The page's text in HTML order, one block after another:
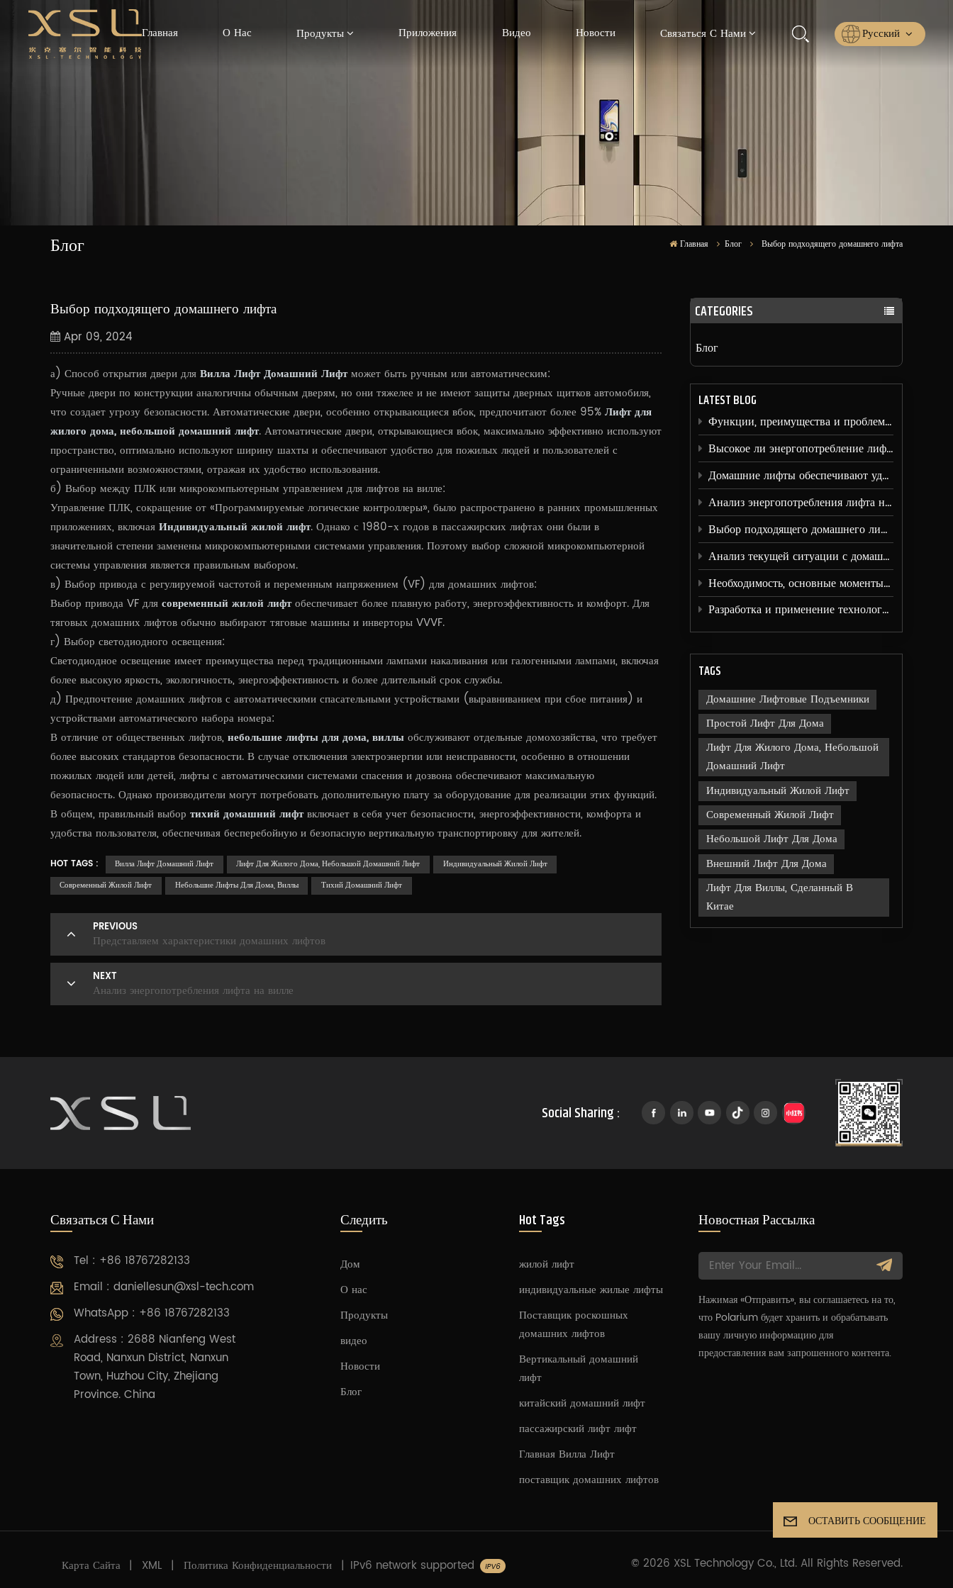
Главная О Нас Продукты Приложения Видео Новости Связаться С Нами Русский
Блог Главная Блог Выбор подходящего домашнего лифта
CATEGORIES
Блог
LATEST BLOG
Функции, преимущества и проблемы безопасности лифтов для вилл
Высокое ли энергопотребление лифтов на виллах?
Домашние лифты обеспечивают удобное вертикальное транспортное решение для семей.
Анализ энергопотребления лифта на вилле
Выбор подходящего домашнего лифта
Анализ текущей ситуации с домашними лифтами
Необходимость, основные моменты строительства и преимущества установки лифтов на виллах.
Разработка и применение технологии снижения шума лифта.
TAGS
Домашние Лифтовые Подъемники
Простой Лифт Для Дома
Лифт Для Жилого Дома, Небольшой
Домашний Лифт
Индивидуальный Жилой Лифт
Современный Жилой Лифт
Небольшой Лифт Для Дома
Внешний Лифт Для Дома
Лифт Для Виллы, Сделанный В
Китае
Выбор подходящего домашнего лифта
Apr 09, 2024
а) Способ открытия двери для Вилла Лифт Домашний Лифтможет быть ручным или автоматическим:
Ручные двери по конструкции аналогичны обычным дверям, но они тяжелее и не имеют защиты дверных щитков автомобиля,
что создает угрозу безопасности. Автоматические двери, особенно открывающиеся вбок, предпочитают более 95% Лифт для
жилого дома, небольшой домашний лифт. Автоматические двери, открывающиеся вбок, максимально эффективно используют
пространство, оптимально используют ширину шахты и обеспечивают удобство для пожилых людей и пользователей с
ограниченными возможностями, отражая их удобство использования.
б) Выбор между ПЛК или микрокомпьютерным управлением для лифтов на вилле:
Управление ПЛК, сокращение от «Программируемые логические контроллеры», было распространено в ранних промышленных
приложениях, включая Индивидуальный жилой лифт. Однако с 1980-х годов в пассажирских лифтах они были в
значительной степени заменены микрокомпьютерными системами управления. Поэтому выбор сложной микрокомпьютерной
системы управления является правильным выбором.
в) Выбор привода с регулируемой частотой и переменным напряжением (VF) для домашних лифтов:
Выбор привода VF для современный жилой лифтобеспечивает более плавную работу, энергоэффективность и комфорт. Для
тяговых домашних лифтов обычно выбирают тяговые машины и инверторы VVVF.
г) Выбор светодиодного освещения:
Светодиодное освещение имеет преимущества перед традиционными лампами накаливания или галогенными лампами, включая
более высокую яркость, экологичность, энергоэффективность и более длительный срок службы.
д) Предпочтение домашних лифтов с автоматическими спасательными устройствами (выравниванием при сбое питания) и
устройствами автоматического набора номера:
В отличие от общественных лифтов, небольшие лифты для дома, виллыобслуживают отдельные домохозяйства, что требует
более высоких стандартов безопасности. В случае отключения электроэнергии или неисправности, особенно в отношении
пожилых людей или детей, лифты с автоматическими системами спасения и дозвона обеспечивают максимальную
безопасность. Однако производители могут потребовать дополнительную плату за оборудование для реализации этих функций.
В общем, правильный выбор тихий домашний лифтвключает в себя учет безопасности, энергоэффективности, комфорта и
удобства пользователя, обеспечивая бесперебойную и безопасную вертикальную транспортировку для жителей.
HOT TAGS : Вилла Лифт Домашний Лифт Лифт Для Жилого Дома, Небольшой Домашний Лифт
Индивидуальный Жилой Лифт
Современный Жилой Лифт
Небольшие Лифты Для Дома, Виллы Тихий Домашний Лифт
PREVIOUS
Представляем характеристики домашних лифтов
NEXT
Анализ энергопотребления лифта на вилле
Social Sharing :
Связаться С Нами
Tel : +86 18767282133
Email : daniellesun@xsl-tech.com
WhatsApp : +86 18767282133
Address : 2688 Nianfeng West
Road, Nanxun District, Nanxun
Town, Huzhou City, Zhejiang
Province. China
Следить
Дом
О нас
Продукты
видео
Новости
Блог
Hot Tags
жилой лифт
индивидуальные жилые лифты
Поставщик роскошных
домашних лифтов
Вертикальный домашний
лифт
китайский домашний лифт
пассажирский лифт лифт
Главная Вилла Лифт
поставщик домашних лифтов
Новостная Рассылка
Нажимая «Отправить», вы соглашаетесь на то,
что Polarium будет хранить и обрабатывать
вашу личную информацию для
предоставления вам запрошенного контента.
Карта Сайта | XML | Политика Конфиденциальности | IPv6 network supported © 2026 XSL Technology Co., Ltd. All Rights Reserved.
ОСТАВИТЬ СООБЩЕНИЕ